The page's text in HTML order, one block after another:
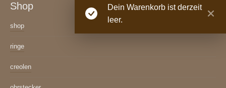
Dein Warenkorb ist derzeit
leer.
Shop
shop
ringe
creolen